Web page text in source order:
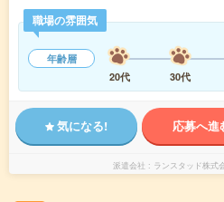
職場の雰囲気
年齢層
20代
30代
気になる! 応募へ進
派遣会社 ランスタッド株